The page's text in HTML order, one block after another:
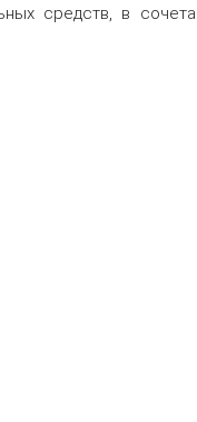
средств, в